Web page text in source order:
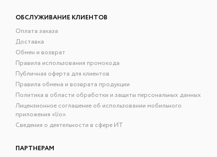
ОБСЛУЖИВАНИЕ КЛИЕНТОВ
Оплата заказа
Доставка
Обмен и возврат
Правила использования промокода
Публичная оферта для клиентов
Правила обмена и возврата продукции
Политика в области обработки и защиты персональных данных
Лицензионное соглашение об использовании мобильного
приложения «lío»
Сведения о деятельности в сфере ИТ
ПАРТНЕРАМ